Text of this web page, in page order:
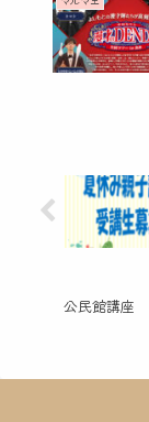
公民館講座